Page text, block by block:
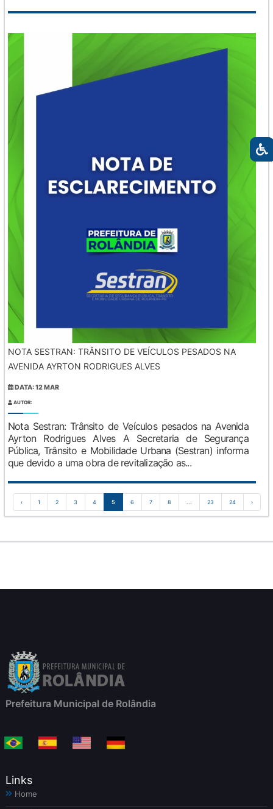
NOTA SESTRAN: TRÂNSITO DE VEÍCULOS PESADOS NA
AVENIDA AYRTON RODRIGUES ALVES
DATA: 12 MAR
AUTOR:
Nota Sestran: Trânsito de Veículos pesados na Avenida
Ayrton Rodrigues Alves A Secretaria de Segurança
Pública, Trânsito e Mobilidade Urbana (Sestran) informa
que devido a uma obra de revitalização as...
‹ 1 2 3 4 5 6 7 8 ... 23 24 ›
Prefeitura Municipal de Rolândia
Links
Home